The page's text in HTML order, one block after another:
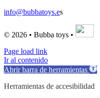
info@bubbatoys.es
© 2026 • Bubba toys •
Page load link
Ir al contenido
Abrir barra de herramientas
Herramientas de accesibilidad